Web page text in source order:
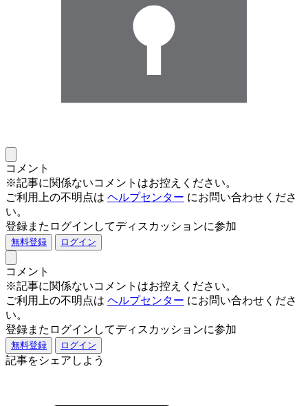
コメント
※記事に関係ないコメントはお控えください。
ご利用上の不明点は ヘルプセンター にお問い合わせくださ
い。
登録またログインしてディスカッションに参加
無料登録 ログイン
コメント
※記事に関係ないコメントはお控えください。
ご利用上の不明点は ヘルプセンター にお問い合わせくださ
い。
登録またログインしてディスカッションに参加
無料登録 ログイン
記事をシェアしよう